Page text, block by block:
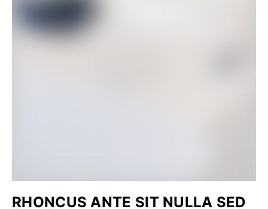
RHONCUS ANTE SIT NULLA SED